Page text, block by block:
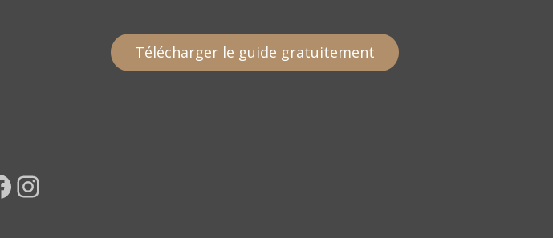
Télécharger le guide gratuitement
Instagram